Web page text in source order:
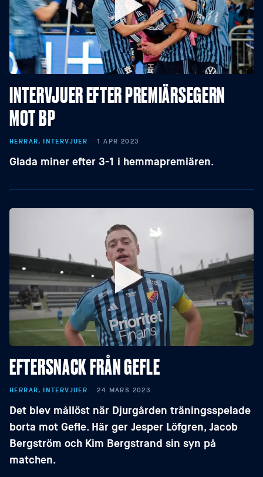
INTERVJUER EFTER PREMIÄRSEGERN
MOT BP
HERRAR, INTERVJUER 1 APR 2023
Glada miner efter 3-1 i hemmapremiären.
EFTERSNACK FRÅN GEFLE
HERRAR, INTERVJUER 24 MARS 2023
Det blev mållöst när Djurgården träningsspelade
borta mot Gefle. Här ger Jesper Löfgren, Jacob
Bergström och Kim Bergstrand sin syn på
matchen.